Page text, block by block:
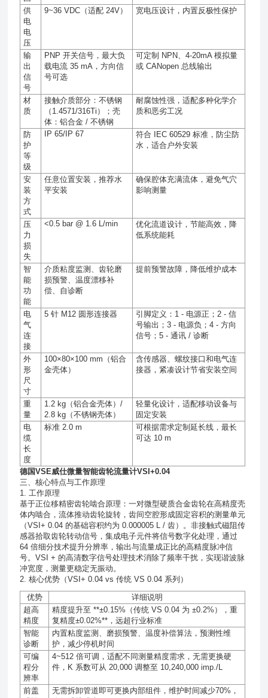
供
电
电
压
9~36 VDC （适配 24V） 宽电压设计，内置反极性保护
输
出
信
号
PNP开关信号，最大负
载电流 35 mA ，方向信
号可选
可定制 NPN、4-20mA模拟量
或 CANopen总线输出
材
质
接触介质部分：不锈钢
（ 1.4571/316Ti ）；壳
体：铝合金 /不锈钢
耐腐蚀性强，适配多种化学介
质和恶劣工况
防
护
等
级
IP 65/IP 67 符合 IEC 60529标准，防尘防
水，适合户外安装
安
装
方
式
任意位置安装，推荐水
平安装
确保腔体充满流体，避免气穴
影响测量
压
力
损
失
<0.5 bar @ 1.6 L/min
优化流道设计，节能高效，降
低系统能耗
智
能
功
能
介质粘度监测、齿轮磨
损预警、温度漂移补
偿、自诊断
提前预警故障，降低维护成本
电
气
连
接
5针 M12 圆形连接器 引脚定义： 1 - 电源正；2 -信
号输出；3 - 电源负；4 -方向
信号；5 -通讯 /诊断
外
形
尺
寸
100×80×100 mm （铝合
金壳体）
含传感器、螺纹接口和电气连
接器，紧凑设计节省安装空间
重
量
1.2 kg （铝合金壳体）/
2.8 kg （不锈钢壳体）
轻量化设计，适配移动设备与
固定安装
电
缆
长
度
标准 2.0 m
可根据需求定制延长线，最长
可达 10 m
德国VSE威仕微量智能齿轮流量计VSI+0.04
三、核心特点与工作原理
1. 工作原理
基于正位移精密齿轮啮合原理：一对微型硬质合金齿轮在高精度壳
体内啮合，流体推动齿轮旋转，齿间空腔形成固定容积的测量单元
（VSI+ 0.04 的基础容积约为 0.000005 L / 齿）。非接触式磁阻传
感器拾取齿轮转动信号，集成电子元件将信号数字化处理，通过
64 倍细分技术提升分辨率，输出与流量成正比的高精度脉冲信
号。VSI + 的高清数字信号处理技术消除了频率干扰，实现谐波脉
冲宽度，测量更稳定无振动。
2. 核心优势（VSI+ 0.04 vs 传统 VS 0.04 系列）
优势
详细说明
超高
精度
精度提升至 **±0.15% （传统 VS 0.04 为 ±0.2% ），重
复精度±0.02%** ，远超行业标准
智能
诊断
内置粘度监测 、 磨损预警、温度补偿算法，预测性维
护，减少停机时间
可编
程分
辨率
4~512倍可调，适配不同测量精度需求，无需更换硬
件， K 系数可从 20,000调整至 10,240,000 imp./L
前盖
无需拆卸管道即可更换内部组件，维护时间减少70% ，